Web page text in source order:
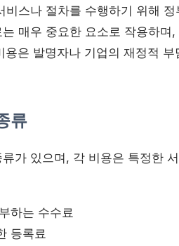
비스나 절차를 수행하기 위해
매우 중요한 요소로 작용하
용은 발명자나 기업의 재정적
류
가 있으며, 각 비용은 특정한
하는 수수료
등록료